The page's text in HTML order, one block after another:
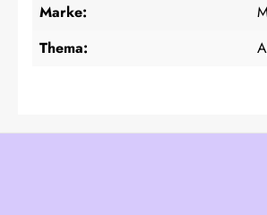
Marke:
Thema: